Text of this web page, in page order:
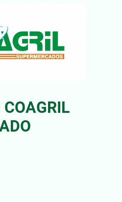
COAGRIL